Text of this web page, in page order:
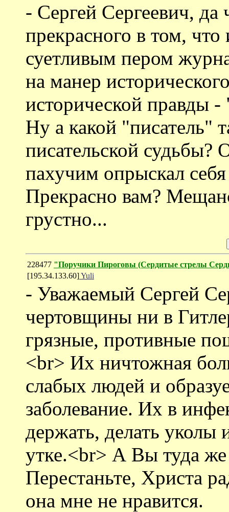
- Сергей Сергеевич, да
прекрасного в том,
суетливым пером
на манер
исторической правды -
Ну а какой "писатель"
писательской
пахучим опрыскал
Прекрасно вам?
грустно...
228477 "Поручики Пироговы (Cердитые стрелы
[195.34.133.60]Yuli
- Уважаемый Сергей
чертовщины ни в
грязные, противные
<br> Их ничтожная
слабых людей и
заболевание. Их в
держать, делать уколы
утке.<br> А Вы туда
Перестаньте, Христа
она мне не нравится.